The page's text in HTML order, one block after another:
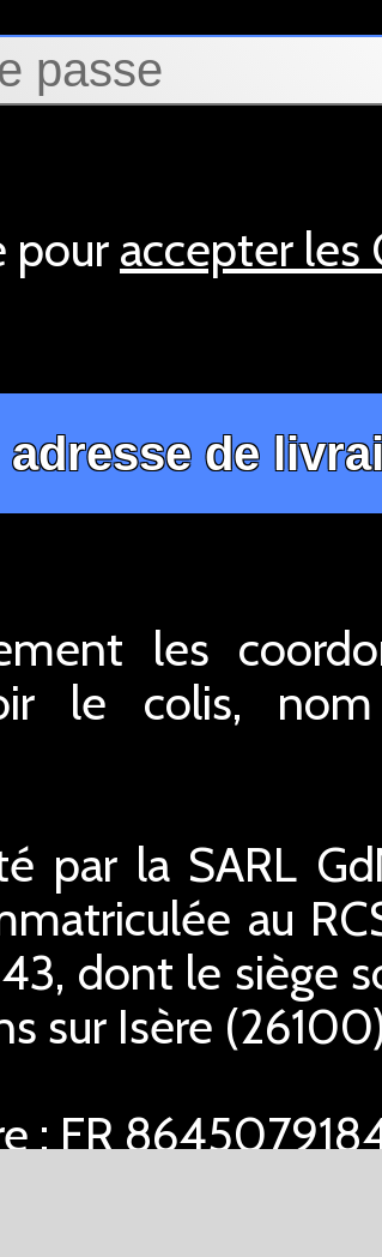
pour accepter les
les
le colis,
par la SARL
au
dont le siège
sur Isère
: FR
et